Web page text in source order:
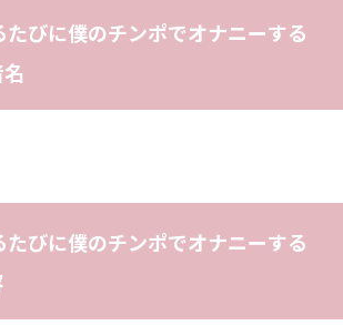
びに僕のチンポでオナニーする
びに僕のチンポでオナニーする